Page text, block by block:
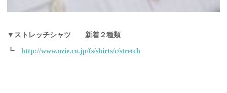
▼ストレッチシャツ 新着２種類
┗ http://www.ozie.co.jp/fs/shirts/c/stretch